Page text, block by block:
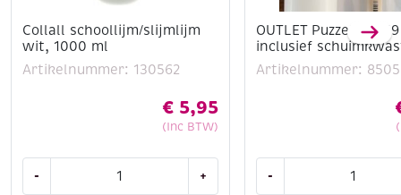
Collall schoollijm/slijmlijm
wit, 1000 ml
Artikelnummer: 130562
€ 5,95
(Inc BTW)
-
schoollijm/slijmlijm
+
OUTLET Puzzellijm
inclusief
Artikelnummer:
-